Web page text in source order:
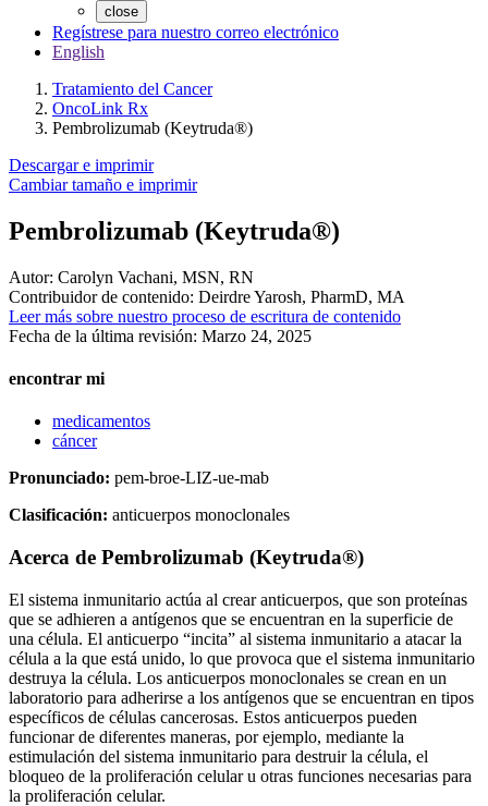
close
Regístrese para nuestro correo electrónico
English
Tratamiento del Cancer
OncoLink Rx
Pembrolizumab (Keytruda®)
Descargar e imprimir
Cambiar tamaño e imprimir
Pembrolizumab (Keytruda®)
Autor: Carolyn Vachani, MSN, RN
Contribuidor de contenido: Deirdre Yarosh, PharmD, MA
Leer más sobre nuestro proceso de escritura de contenido
Fecha de la última revisión: Marzo 24, 2025
encontrar mi
medicamentos
cáncer
Pronunciado: pem-broe-LIZ-ue-mab
Clasificación: anticuerpos monoclonales
Acerca de Pembrolizumab (Keytruda®)
El sistema inmunitario actúa al crear anticuerpos, que son proteínas
que se adhieren a antígenos que se encuentran en la superficie de
una célula. El anticuerpo “incita” al sistema inmunitario a atacar la
célula a la que está unido, lo que provoca que el sistema inmunitario
destruya la célula. Los anticuerpos monoclonales se crean en un
laboratorio para adherirse a los antígenos que se encuentran en tipos
específicos de células cancerosas. Estos anticuerpos pueden
funcionar de diferentes maneras, por ejemplo, mediante la
estimulación del sistema inmunitario para destruir la célula, el
bloqueo de la proliferación celular u otras funciones necesarias para
la proliferación celular.